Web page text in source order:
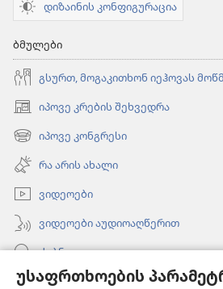
უსაფრთხოების
დიზაინის კონფიგურაცია
ბმულები
გსურთ, მოგაკითხონ იეჰოვას
იპოვე კრების შეხვედრა
(გაიხსნება
ახალი
ფანჯარა)
იპოვე კონგრესი
(გაიხსნება
ახალი
ფანჯარა)
რა არის ახალი
ვიდეოები
ვიდეოები აუდიოაღწერით
ძებნა
ინფორმაცია ექიმებისთვის